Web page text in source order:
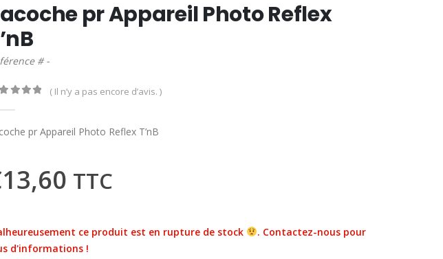
pr Appareil Photo Reflex
# -
( Il n’y a pas encore d’avis. )
pr Appareil Photo Reflex T’nB
13,60 TTC
ce produit est en rupture de stock
. Contactez-nous pour
d'informations !